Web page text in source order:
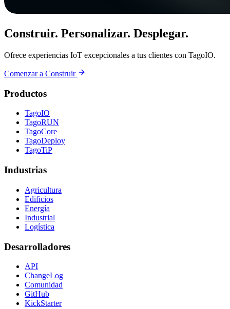
Construir. Personalizar. Desplegar.
Ofrece experiencias IoT excepcionales a tus clientes con TagoIO.
Comenzar a Construir
Productos
TagoIO
TagoRUN
TagoCore
TagoDeploy
TagoTiP
Industrias
Agricultura
Edificios
Energía
Industrial
Logística
Desarrolladores
API
ChangeLog
Comunidad
GitHub
KickStarter